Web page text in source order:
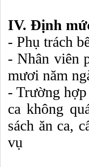
IV. Định
- Phụ trách
- Nhân viên
mươi năm
- Trường
ca không
sách ăn ca,
vụ